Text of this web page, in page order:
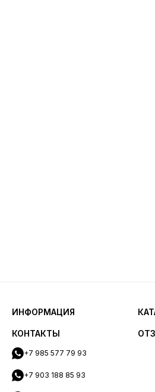
ИНФОРМАЦИЯ
КОНТАКТЫ
+7 985 577 79 93
+7 903 188 85 93